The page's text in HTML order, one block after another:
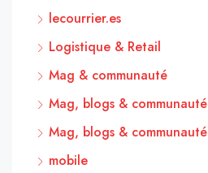
lecourrier.es
Logistique & Retail
Mag & communauté
Mag, blogs & communauté
Mag, blogs & communauté
mobile